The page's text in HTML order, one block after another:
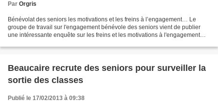
Par Orgris
Bénévolat des seniors les motivations et les freins à l’engagement… Le
groupe de travail sur l'engagement bénévole des seniors vient de publier
une intéressante enquête sur les freins et les motivations à l'engagement
Beaucaire recrute des seniors pour surveiller la
sortie des classes
Publié le 17/02/2013 à 09:38